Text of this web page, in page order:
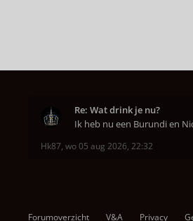
Re: Wat drink je nu?
Hk87, wo 05 aug 2026, 22:32
Forumoverzicht V&A Privacy